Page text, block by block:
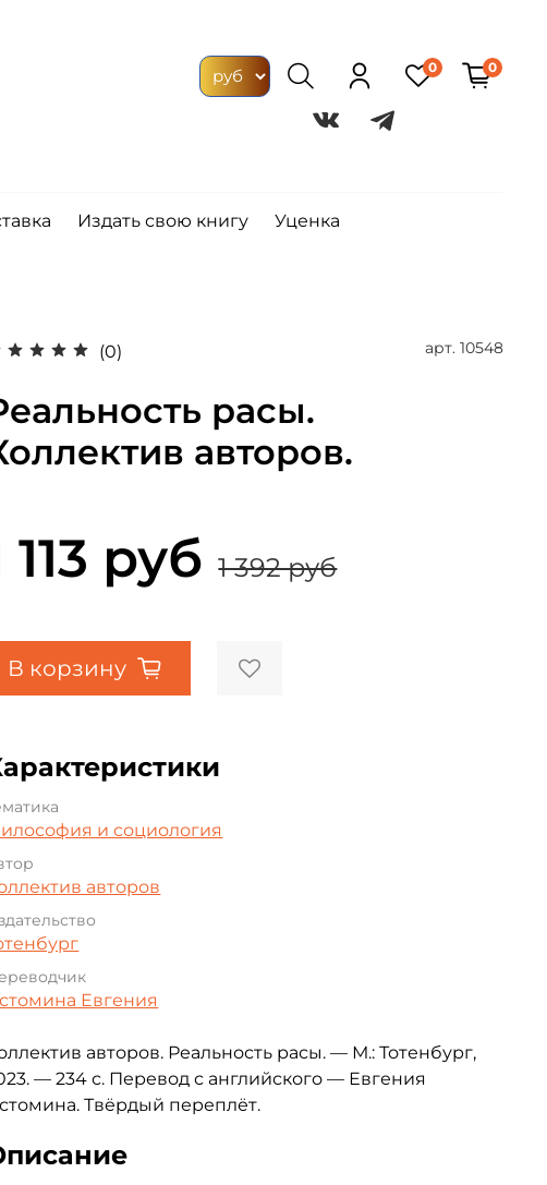
0 0
Издать свою книгу Уценка
(0) арт. 10548
расы.
авторов.
113 руб 1 392 руб
В корзину
и социология
авторов
Евгения
авторов. Реальность расы. — М.: Тотенбург,
— 234 с. Перевод с английского — Евгения
Твёрдый переплёт.